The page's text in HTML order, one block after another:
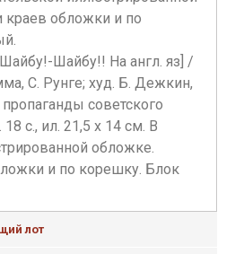
краев обложки и по
Шайбу!! На англ. яз] /
С. Рунге; худ. Б. Дежкин,
советского
с., ил. 21,5 х 14 см. В
обложке.
и по корешку. Блок
лот